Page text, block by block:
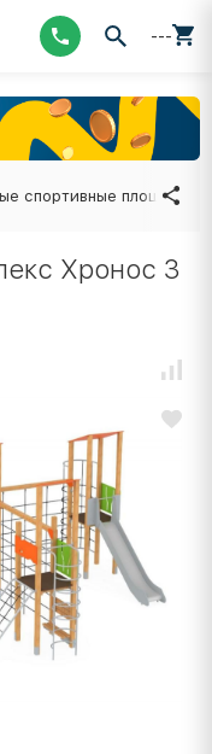
---
спортивные площадки
Хронос 3